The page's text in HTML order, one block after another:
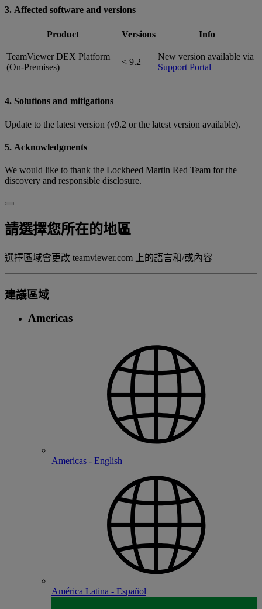
3. Affected software and versions
Product Versions Info
TeamViewer DEX Platform
(On-Premises)
< 9.2
New version available via
Support Portal
4. Solutions and mitigations
Update to the latest version (v9.2 or the latest version available).
5. Acknowledgments
We would like to thank the Lockheed Martin Red Team for the
discovery and responsible disclosure.
請選擇您所在的地區
選擇區域會更改 teamviewer.com 上的語言和/或內容
建議區域
Americas
Americas - English
América Latina - Español